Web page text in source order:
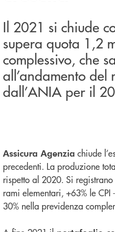
Il 2021 si chiude
supera quota 1,2
complessivo, che
all’andamento del
dall’ANIA per il
Assicura Agenzia chiude
precedenti. La produzione
rispetto al 2020. Si
rami elementari, +63% le
30% nella previdenza